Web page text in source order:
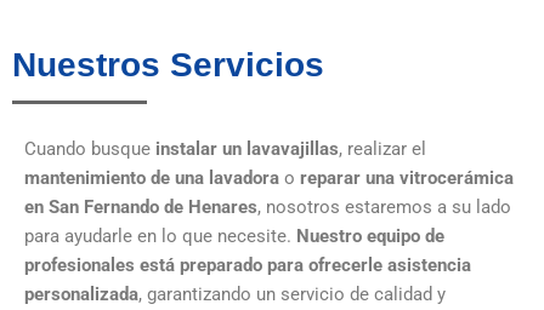
Nuestros Servicios
Cuando busque instalar un lavavajillas, realizar el
mantenimiento de una lavadora o reparar una vitrocerámica
en San Fernando de Henares, nosotros estaremos a su lado
para ayudarle en lo que necesite. Nuestro equipo de
profesionales está preparado para ofrecerle asistencia
personalizada, garantizando un servicio de calidad y